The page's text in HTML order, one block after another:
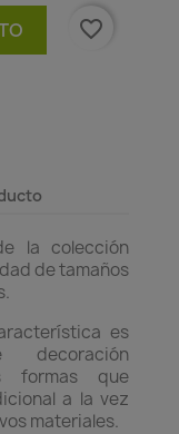
favorite_border
la colección
de tamaños
es
formas que
a la vez
materiales.